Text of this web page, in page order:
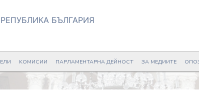
БЪЛГАРИЯ
KОМИСИИ ПАРЛАМЕНТАРНА ДЕЙНОСТ ЗА МЕДИИТЕ